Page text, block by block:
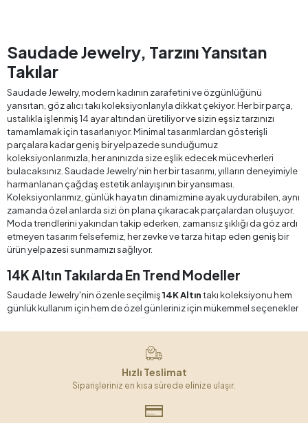
Saudade Jewelry, Tarzını Yansıtan
Takılar
Saudade Jewelry, modern kadının zarafetini ve özgünlüğünü
yansıtan, göz alıcı takı koleksiyonlarıyla dikkat çekiyor. Her bir parça,
ustalıkla işlenmiş 14 ayar altından üretiliyor ve sizin eşsiz tarzınızı
tamamlamak için tasarlanıyor. Minimal tasarımlardan gösterişli
parçalara kadar geniş bir yelpazede sunduğumuz
koleksiyonlarımızla, her anınızda size eşlik edecek mücevherleri
bulacaksınız. Saudade Jewelry'nin her bir tasarımı, yılların deneyimiyle
harmanlanan çağdaş estetik anlayışının bir yansıması.
Koleksiyonlarımız, günlük hayatın dinamizmine ayak uydurabilen, aynı
zamanda özel anlarda sizi ön plana çıkaracak parçalardan oluşuyor.
Moda trendlerini yakından takip ederken, zamansız şıklığı da göz ardı
etmeyen tasarım felsefemiz, her zevke ve tarza hitap eden geniş bir
ürün yelpazesi sunmamızı sağlıyor.
14K Altın Takılarda En Trend Modeller
Saudade Jewelry'nin özenle seçilmiş14K Altıntakı koleksiyonu hem
günlük kullanım için hem de özel günleriniz için mükemmel seçenekler
sunuyor. Dayanıklılığı ve parlaklığıyla öne çıkan
yıllar boyunca ilk günkü gibi parlak kalacak takılar arayanlar için ideal
bir tercih. Bu koleksiyonumuzda yer alan her parça, en son trend ve
moda akımları göz önünde bulundurularak tasarlanıyor. Ancak
trendleri takip ederken zamansız şıklığı da unutmuyoruz. Böylece,
yıllar geçse de modası geçmeyen, her daim şık ve göz alıcı takılara
uyum sağlarken, aynı zamanda alerjik reaksiyonlara karşı da güvenli
Hızlı Teslimat
Siparişleriniz en kısa sürede elinize ulaşır.